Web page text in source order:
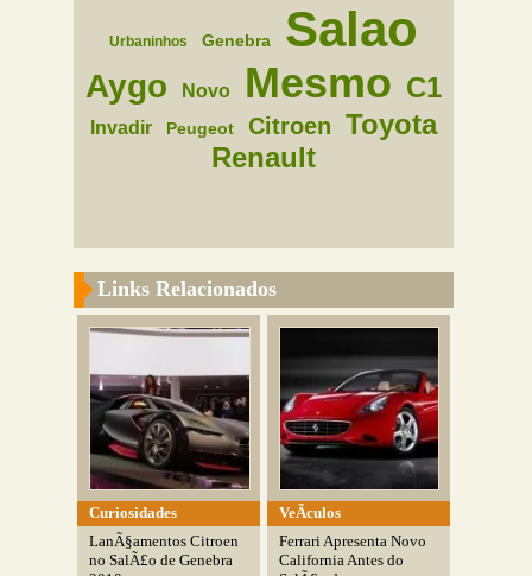
Urbaninhos Genebra Salao
Aygo Novo Mesmo C1
Invadir Peugeot Citroen
Toyota
Renault
Links Relacionados
Curiosidades
LanÃ§amentos Citroen
no SalÃ£o de Genebra
VeÃ­culos
Ferrari Apresenta Novo
California Antes do